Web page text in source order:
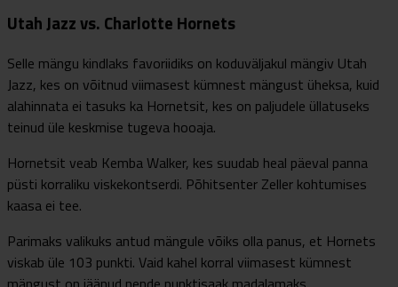
Utah Jazz vs. Charlotte Hornets
Selle mängu kindlaks favoriidiks on koduväljakul mängiv Utah
Jazz, kes on võitnud viimasest kümnest mängust üheksa, kuid
alahinnata ei tasuks ka Hornetsit, kes on paljudele üllatuseks
teinud üle keskmise tugeva hooaja.
Hornetsit veab Kemba Walker, kes suudab heal päeval panna
püsti korraliku viskekontserdi. Põhitsenter Zeller kohtumises
kaasa ei tee.
Parimaks valikuks antud mängule võiks olla panus, et Hornets
viskab üle 103 punkti. Vaid kahel korral viimasest kümnest